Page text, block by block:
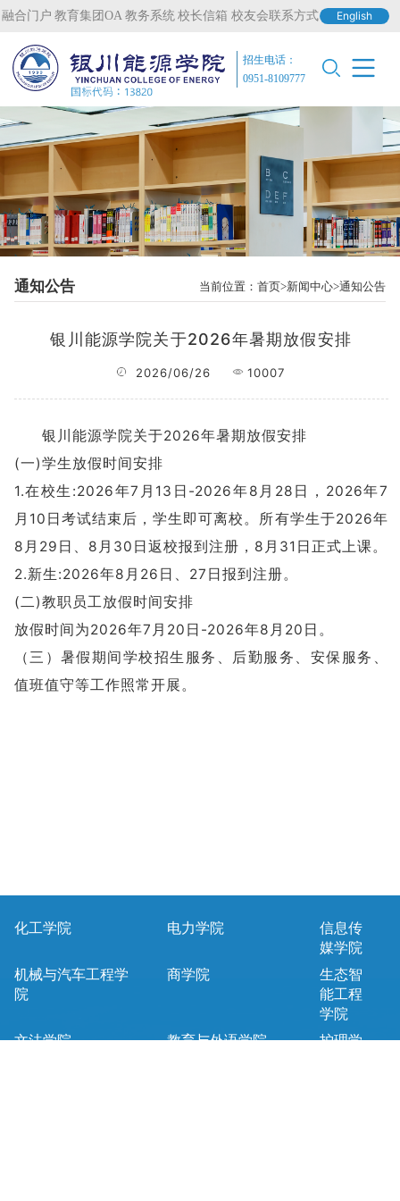
融合门户 教育集团OA 教务系统 校长信箱 校友会联系方式 English
招生电话：
0951-8109777
通知公告 当前位置：首页 新闻中心 通知公告
银川能源学院关于2026年暑期放假安排
2026/06/26 10007
银川能源学院关于2026年暑期放假安排
(一)学生放假时间安排
1.在校生:2026年7月13日-2026年8月28日，2026年7
月10日考试结束后，学生即可离校。所有学生于2026年
8月29日、8月30日返校报到注册，8月31日正式上课。
2.新生:2026年8月26日、27日报到注册。
(二)教职员工放假时间安排
放假时间为2026年7月20日-2026年8月20日。
（三）暑假期间学校招生服务、后勤服务、安保服务、
值班值守等工作照常开展。
化工学院 电力学院
信息传
媒学院
机械与汽车工程学
院
商学院
生态智
能工程
学院
文法学院
教育与外语学院
护理学